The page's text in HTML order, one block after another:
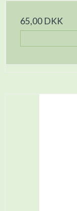
65,00 DKK